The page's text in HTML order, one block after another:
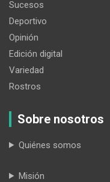
Sucesos
Deportivo
Opinión
Edición digital
Variedad
Rostros
Sobre nosotros
Quiénes somos
Misión